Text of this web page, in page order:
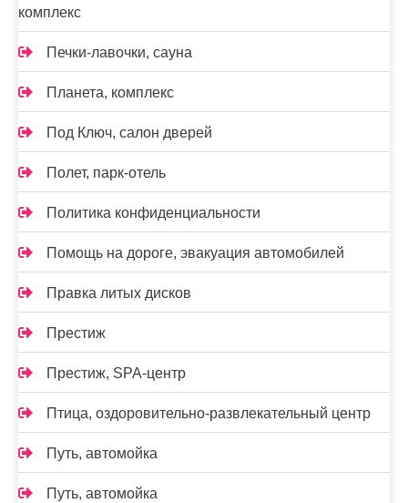
комплекс
Печки-лавочки, сауна
Планета, комплекс
Под Ключ, салон дверей
Полет, парк-отель
Политика конфиденциальности
Помощь на дороге, эвакуация автомобилей
Правка литых дисков
Престиж
Престиж, SPA-центр
Птица, оздоровительно-развлекательный центр
Путь, автомойка
Путь, автомойка